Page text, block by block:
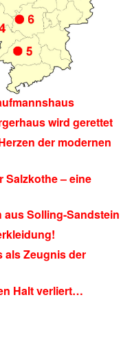
wird gerettet
der modernen
Salzkothe – eine
Solling-Sandstein
als Zeugnis der
Halt verliert…